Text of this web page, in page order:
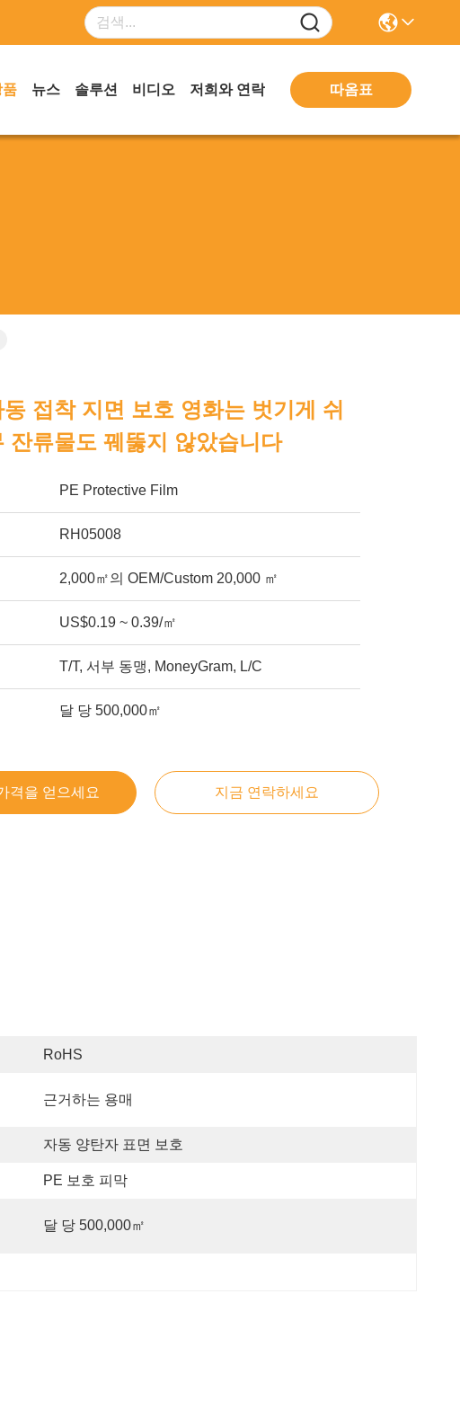
품 뉴스 솔루션 비디오 저희와 연락 따옴표
접착 지면 보호 영화는 벗기게 쉬
잔류물도 꿰뚫지 않았습니다
PE Protective Film
RH05008
2,000㎡의 OEM/Custom 20,000 ㎡
US$0.19 ~ 0.39/㎡
T/T, 서부 동맹, MoneyGram, L/C
달 당 500,000㎡
격을 얻으세요 지금 연락하세요
RoHS
근거하는 용매
자동 양탄자 표면 보호
PE 보호 피막
달 당 500,000㎡